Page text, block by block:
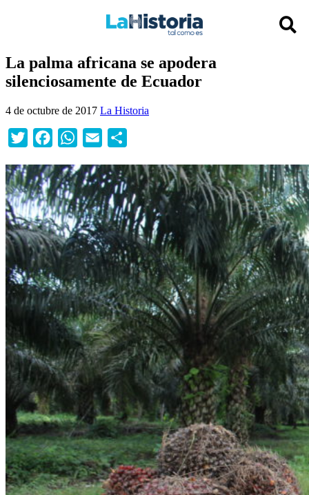
La palma africana se apodera
silenciosamente de Ecuador
4 de octubre de 2017 La Historia
Twitter FacebookWhatsApp
Email